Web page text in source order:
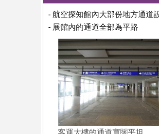
- 航空探知館內大部份地方通道
- 展館內的通道全部為平路